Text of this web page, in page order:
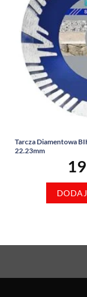
Tarcza Diamentowa
22.23mm